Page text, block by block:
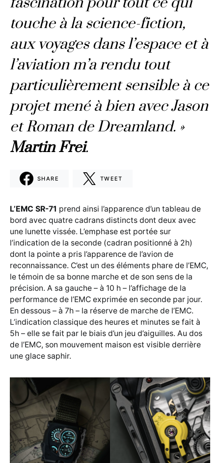
touche à la science-fiction,
aux voyages dans l’espace et à
l’aviation m’a rendu tout
particulièrement sensible à ce
projet mené à bien avec Jason
et Roman de Dreamland. »
Martin Frei.
SHARE TWEET
L’EMC SR-71 prend ainsi l’apparence d’un tableau de
bord avec quatre cadrans distincts dont deux avec
une lunette vissée. L’emphase est portée sur
l’indication de la seconde (cadran positionné à 2h)
dont la pointe a pris l’apparence de l’avion de
reconnaissance. C’est un des éléments phare de l’EMC,
le témoin de sa bonne marche et de son sens de la
précision. A sa gauche – à 10 h – l’affichage de la
performance de l’EMC exprimée en seconde par jour.
En dessous – à 7h – la réserve de marche de l’EMC.
L’indication classique des heures et minutes se fait à
5h – elle se fait par le biais d’un jeu d’aiguilles. Au dos
de l’EMC, son mouvement maison est visible derrière
une glace saphir.